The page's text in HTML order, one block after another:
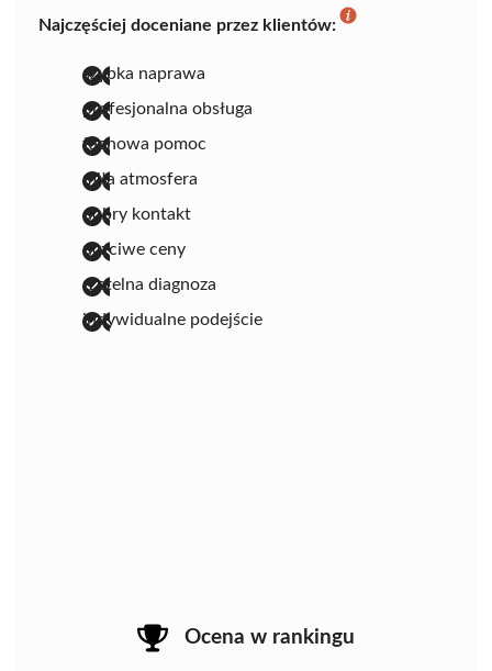
Najczęściej doceniane przez klientów:
szybka naprawa
profesjonalna obsługa
fachowa pomoc
miła atmosfera
dobry kontakt
uczciwe ceny
rzetelna diagnoza
indywidualne podejście
Ocena w rankingu